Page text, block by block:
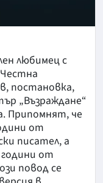
любимец с
постановка,
„Възраждане“
Припомнят, че
от
писател, а
години от
повод се